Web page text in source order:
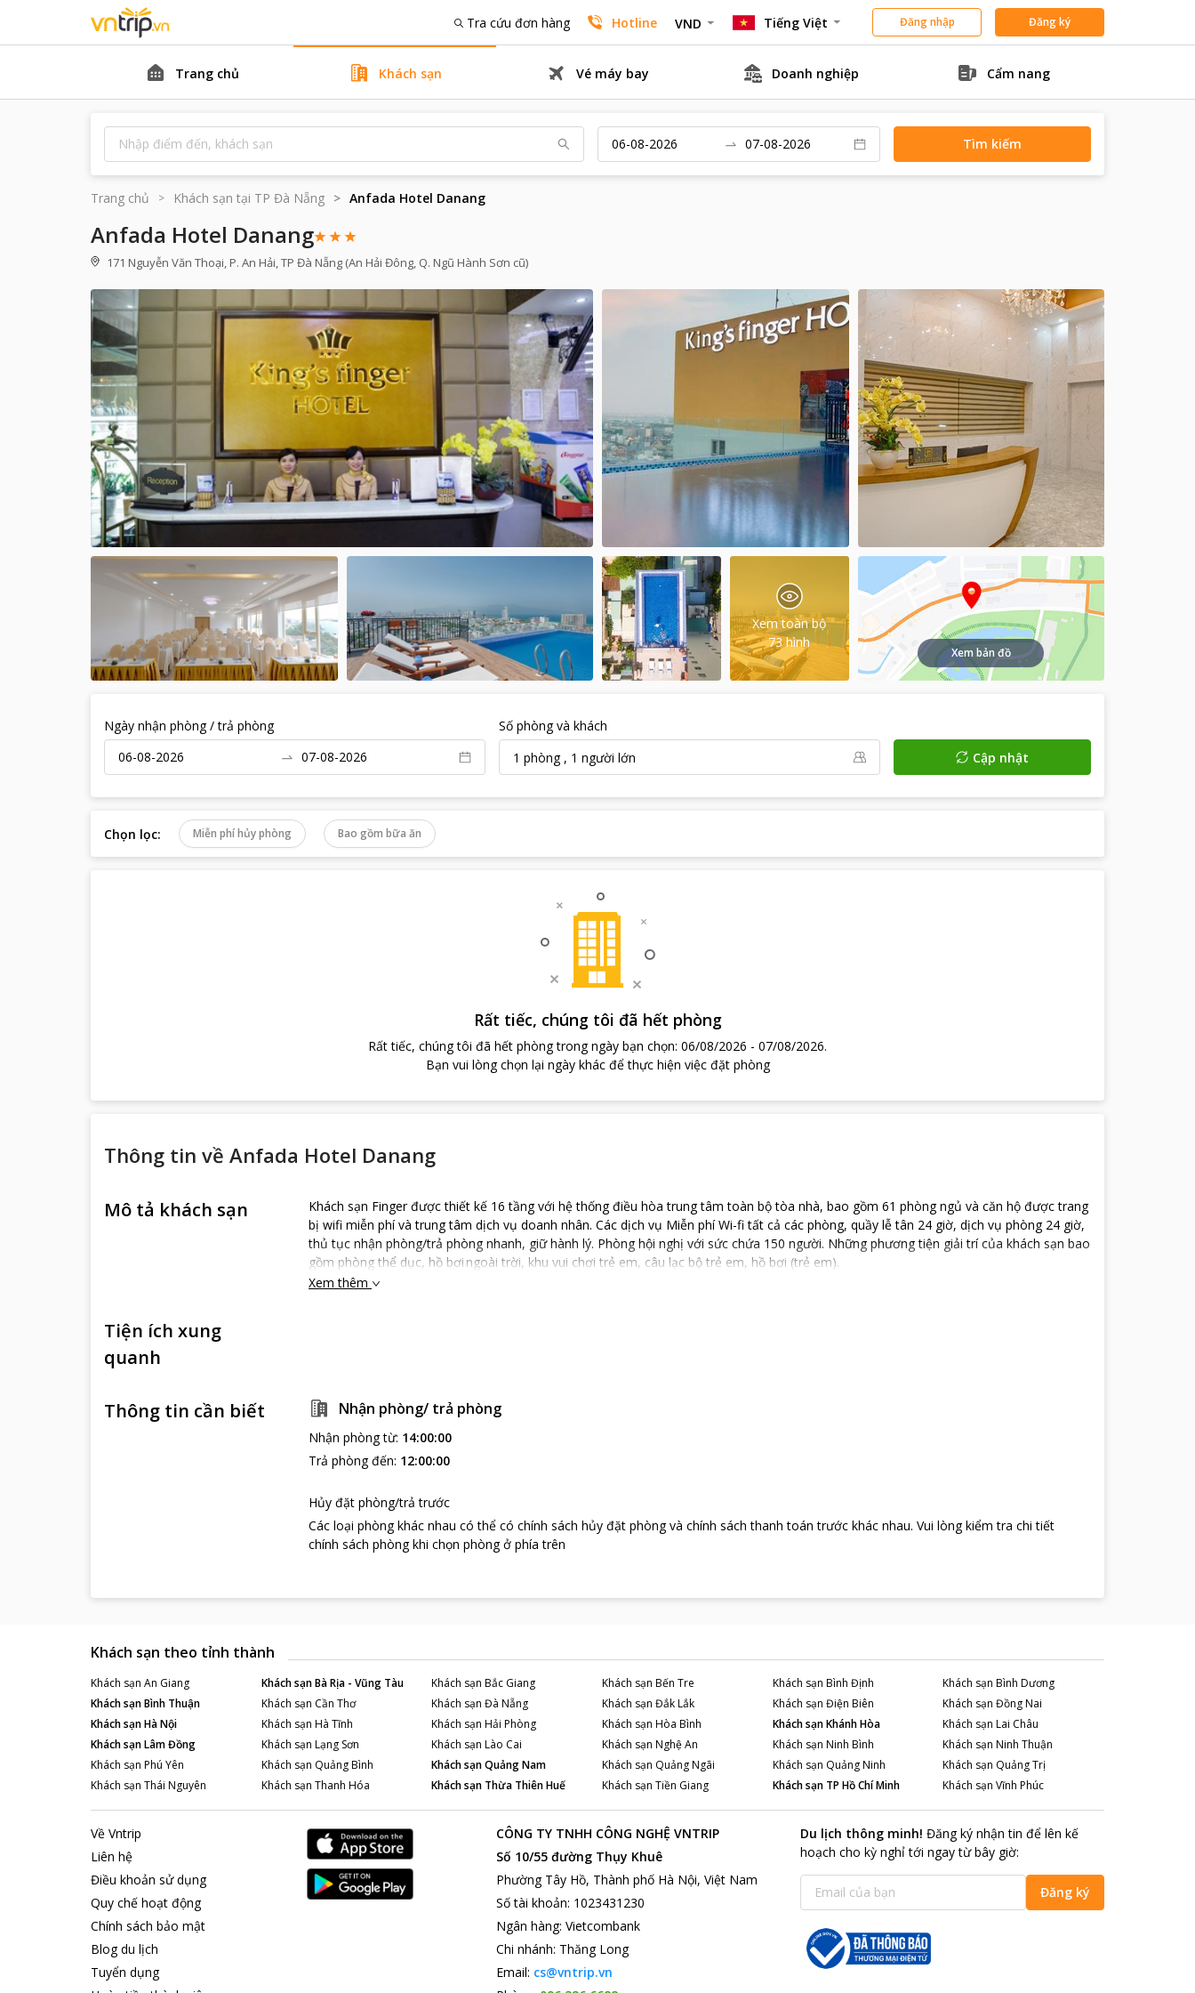
Tra cứu đơn hàng Hotline VND Tiếng Việt Đăng nhập Đăng ký
Trang chủ Khách sạn Vé máy bay Doanh nghiệp Cẩm nang
Tìm kiếm
Trang chủ Khách sạn tại TP Đà Nẵng Anfada Hotel Danang
Anfada Hotel Danang
171 Nguyễn Văn Thoại, P. An Hải, TP Đà Nẵng (An Hải Đông, Q. Ngũ Hành Sơn cũ)
Xem toàn bộ
73 hình
Xem bản đồ
Ngày nhận phòng / trả phòng
Số phòng và khách
1 phòng, 1 người lớn Cập nhật
Chọn lọc: Miễn phí hủy phòng Bao gồm bữa ăn
Rất tiếc, chúng tôi đã hết phòng
Rất tiếc, chúng tôi đã hết phòng trong ngày bạn chọn: 06/08/2026 - 07/08/2026.
Bạn vui lòng chọn lại ngày khác để thực hiện việc đặt phòng
Thông tin về Anfada Hotel Danang
Mô tả khách sạn
Khách sạn Finger được thiết kế 16 tầng với hệ thống điều hòa trung tâm toàn bộ tòa nhà, bao gồm 61 phòng ngủ và căn hộ được trang
bị wifi miễn phí và trung tâm dịch vụ doanh nhân. Các dịch vụ Miễn phí Wi-fi tất cả các phòng, quầy lễ tân 24 giờ, dịch vụ phòng 24 giờ,
thủ tục nhận phòng/trả phòng nhanh, giữ hành lý. Phòng hội nghị với sức chứa 150 người. Những phương tiện giải trí của khách sạn bao
gồm phòng thể dục, hồ bơi ngoài trời, khu vui chơi trẻ em, câu lạc bộ trẻ em, hồ bơi (trẻ em).
Xem thêm
Tiện ích xung
quanh
Thông tin cần biết Nhận phòng/ trả phòng
Nhận phòng từ: 14:00:00
Trả phòng đến: 12:00:00
Hủy đặt phòng/trả trước
Các loại phòng khác nhau có thể có chính sách hủy đặt phòng và chính sách thanh toán trước khác nhau. Vui lòng kiểm tra chi tiết
chính sách phòng khi chọn phòng ở phía trên
Khách sạn theo tỉnh thành
Khách sạn An Giang Khách sạnBà Rịa - Vũng Tàu Khách sạn Bắc Giang Khách sạn Bến Tre Khách sạn Bình Định Khách sạn Bình Dương
Khách sạnBình Thuận Khách sạn Cần Thơ Khách sạn Đà Nẵng Khách sạn Đắk Lắk Khách sạn Điện Biên Khách sạn Đồng Nai
Khách sạnHà Nội Khách sạn Hà Tĩnh Khách sạn Hải Phòng Khách sạn Hòa Bình Khách sạnKhánh Hòa Khách sạn Lai Châu
Khách sạnLâm Đồng Khách sạn Lạng Sơn Khách sạn Lào Cai Khách sạn Nghệ An Khách sạn Ninh Bình Khách sạn Ninh Thuận
Khách sạn Phú Yên Khách sạn Quảng Bình Khách sạnQuảng Nam Khách sạn Quảng Ngãi Khách sạn Quảng Ninh Khách sạn Quảng Trị
Khách sạn Thái Nguyên Khách sạn Thanh Hóa Khách sạn Thừa Thiên Huế Khách sạn Tiền Giang Khách sạn TP Hồ Chí Minh Khách sạn Vĩnh Phúc
Về Vntrip
Liên hệ
Điều khoản sử dụng
Quy chế hoạt động
Chính sách bảo mật
Blog du lịch
Tuyển dụng
CÔNG TY TNHH CÔNG NGHỆ VNTRIP
Số 10/55 đường Thụy Khuê
Phường Tây Hồ, Thành phố Hà Nội, Việt Nam
Số tài khoản: 1023431230
Ngân hàng: Vietcombank
Chi nhánh: Thăng Long
Email: cs@vntrip.vn
Du lịch thông minh! Đăng ký nhận tin để lên kế
hoạch cho kỳ nghỉ tới ngay từ bây giờ:
Đăng ký